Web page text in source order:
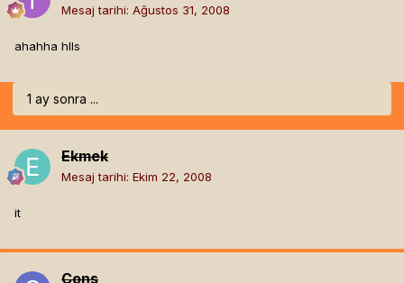
Mesaj tarihi: Ağustos 31, 2008
ahahha hlls
1 ay sonra ...
Ekmek
Mesaj tarihi: Ekim 22, 2008
it
Cons